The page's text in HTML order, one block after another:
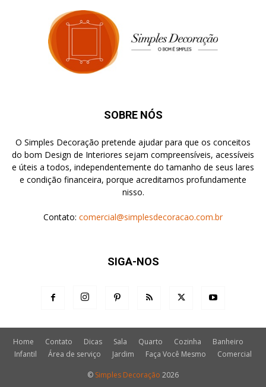
SOBRE NÓS
O Simples Decoração pretende ajudar para que os conceitos
do bom Design de Interiores sejam compreensíveis, acessíveis
e úteis a todos, independentemente do tamanho de seus lares
e condição financeira, porque acreditamos profundamente
nisso.
Contato: comercial@simplesdecoracao.com.br
SIGA-NOS
Home Contato Dicas Sala Quarto Cozinha
Banheiro
Infantil
Área de serviço Jardim Faça Você Mesmo Comercial
© Simples Decoração 2026